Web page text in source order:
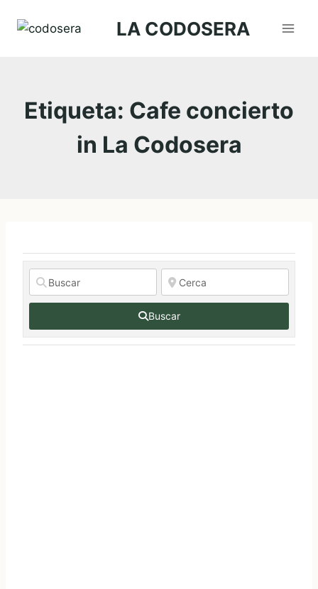
LA CODOSERA
Etiqueta: Cafe concierto
in La Codosera
Buscar